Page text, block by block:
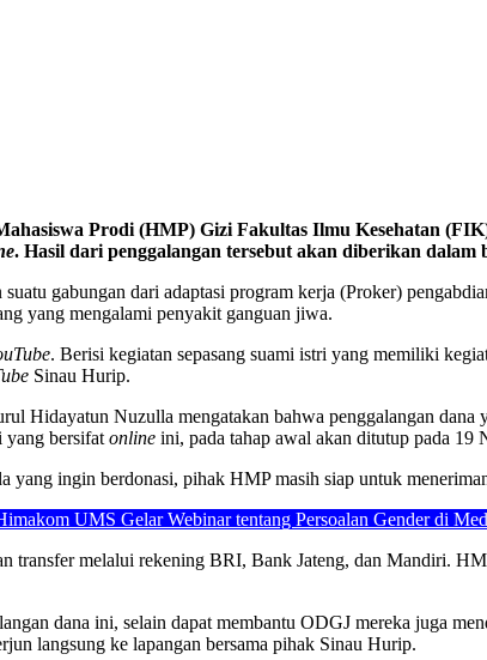
Prodi (HMP) Gizi Fakultas Ilmu Kesehatan
. Hasil dari penggalangan tersebut akan diberikan
gabungan dari adaptasi program kerja (Proker)
yang mengalami penyakit ganguan jiwa.
. Berisi kegiatan sepasang suami istri yang memiliki
Sinau Hurip.
Hidayatun Nuzulla mengatakan bahwa penggalangan dana
yang bersifat online ini, pada tahap awal akan ditutup pada 19
yang ingin berdonasi, pihak HMP masih siap untuk
UMS Gelar Webinar tentang Persoalan Gender di
transfer melalui rekening BRI, Bank Jateng, dan Mandiri.
dana ini, selain dapat membantu ODGJ mereka juga
langsung ke lapangan bersama pihak Sinau Hurip.